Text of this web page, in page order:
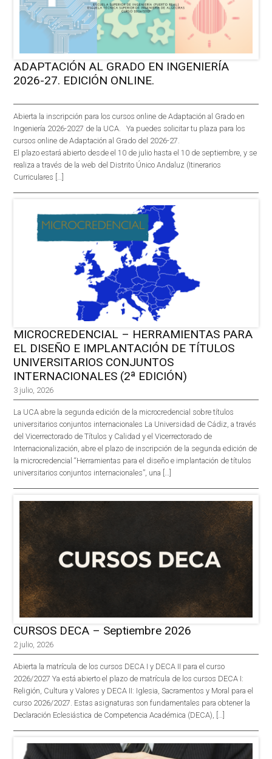
ADAPTACIÓN AL GRADO EN INGENIERÍA
2026-27. EDICIÓN ONLINE.
Abierta la inscripción para los cursos online de Adaptación al Grado en
Ingeniería 2026-2027 de la UCA. Ya puedes solicitar tu plaza para los
cursos online de Adaptación al Grado del 2026-27.
El plazo estará abierto desde el 10 de julio hasta el 10 de septiembre, y se
realiza a través de la web del Distrito Único Andaluz (Itinerarios
Curriculares […]
MICROCREDENCIAL – HERRAMIENTAS PARA
EL DISEÑO E IMPLANTACIÓN DE TÍTULOS
UNIVERSITARIOS CONJUNTOS
INTERNACIONALES (2ª EDICIÓN)
3 julio, 2026
La UCA abre la segunda edición de la microcredencial sobre títulos
universitarios conjuntos internacionales La Universidad de Cádiz, a través
del Vicerrectorado de Títulos y Calidad y el Vicerrectorado de
Internacionalización, abre el plazo de inscripción de la segunda edición de
la microcredencial “Herramientas para el diseño e implantación de títulos
universitarios conjuntos internacionales”, una […]
CURSOS DECA – Septiembre 2026
2 julio, 2026
Abierta la matrícula de los cursos DECA I y DECA II para el curso
2026/2027 Ya está abierto el plazo de matrícula de los cursos DECA I:
Religión, Cultura y Valores y DECA II: Iglesia, Sacramentos y Moral para el
curso 2026/2027. Estas asignaturas son fundamentales para obtener la
Declaración Eclesiástica de Competencia Académica (DECA), […]